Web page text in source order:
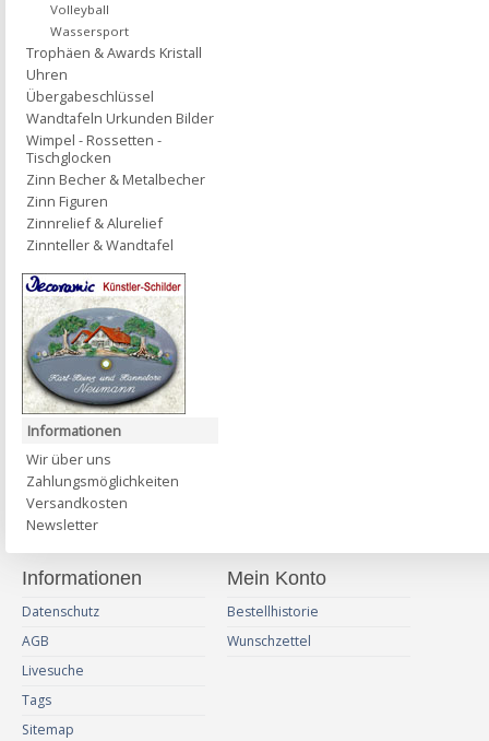
Volleyball
Wassersport
Trophäen & Awards Kristall
Uhren
Übergabeschlüssel
Wandtafeln Urkunden Bilder
Wimpel - Rossetten -
Tischglocken
Zinn Becher & Metalbecher
Zinn Figuren
Zinnrelief & Alurelief
Zinnteller & Wandtafel
Informationen
Wir über uns
Zahlungsmöglichkeiten
Versandkosten
Newsletter
Informationen
Datenschutz
AGB
Livesuche
Tags
Sitemap
Mein Konto
Bestellhistorie
Wunschzettel